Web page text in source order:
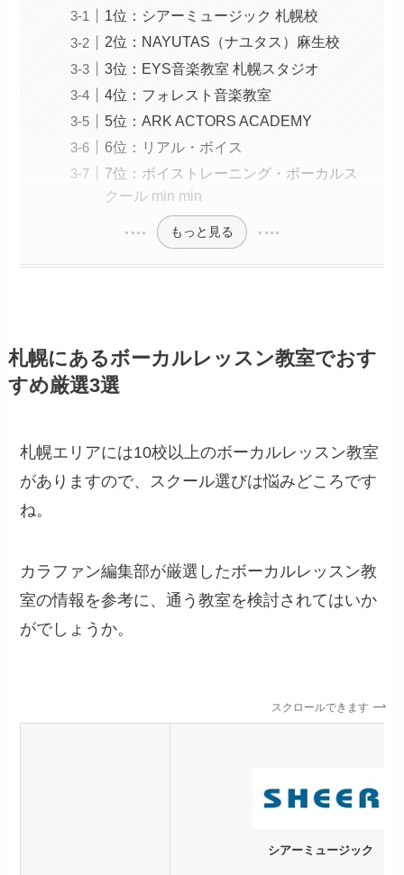
1位：シアーミュージック 札幌校
2位：NAYUTAS（ナユタス）麻生校
3位：EYS音楽教室 札幌スタジオ
4位：フォレスト音楽教室
5位：ARK ACTORS ACADEMY
6位：リアル・ボイス
7位：ボイストレーニング・ボーカルス
クール min min
もっと見る
札幌にあるボーカルレッスン教室でおす
すめ厳選3選
札幌エリアには10校以上のボーカルレッスン教室
がありますので、スクール選びは悩みどころです
ね。
カラファン編集部が厳選したボーカルレッスン教
室の情報を参考に、通う教室を検討されてはいか
がでしょうか。
スクロールできます
シアーミュージック